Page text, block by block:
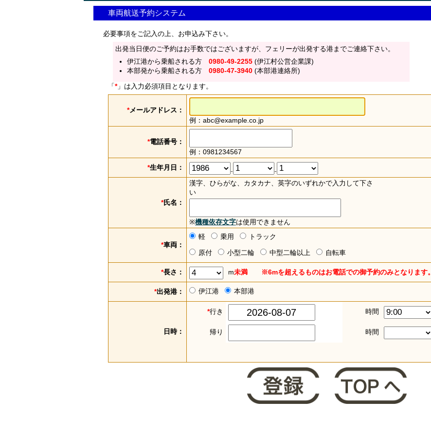
車両航送予約システム
必要事項をご記入の上、お申込み下さい。
出発当日便のご予約はお手数ではございますが、フェリーが出発する港までご連絡下さい。
伊江港から乗船される方 0980-49-2255 (伊江村公営企業課)
本部発から乗船される方 0980-47-3940 (本部港連絡所)
「*」は入力必須項目となります。
*メールアドレス：
例：abc@example.co.jp
*電話番号：
例：0981234567
*生年月日： - -
*氏名：
漢字、ひらがな、カタカナ、英字のいずれかで入力して下さ
い
※機種依存文字は使用できません
*車両：
軽 乗用 トラック
原付 小型二輪 中型二輪以上 自転車
*長さ： m未満 ※6mを超えるものはお電話での御予約のみとなります。
*出発港： 伊江港 本部港
日時：
*行き 時間
帰り 時間